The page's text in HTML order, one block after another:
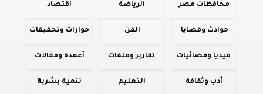
محافظات مصر الرياضة اقتصاد
حوادث وقضايا الفن حوارات وتحقيقات
ميديا وفضائيات تقارير وملفات أعمدة ومقالات
أدب وثقافة التعليم تنمية بشرية